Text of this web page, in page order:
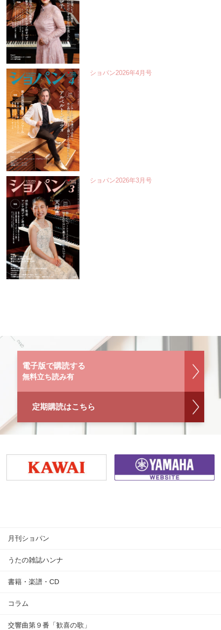
ショパン2026年4月号
ショパン2026年3月号
電子版で購読する
無料立ち読み有
定期購読はこちら
月刊ショパン
うたの雑誌ハンナ
書籍・楽譜・CD
コラム
交響曲第９番「歓喜の歌」